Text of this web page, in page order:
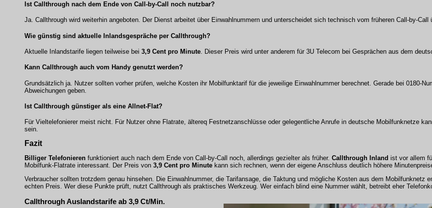
Ist Callthrough nach dem Ende von Call-by-Call noch nutzbar?
Ja. Callthrough wird weiterhin angeboten. Der Dienst arbeitet über Einwahlnummern und unterscheidet sich technisch vom früheren Call-by-Call
Wie günstig sind aktuelle Inlandsgespräche per Callthrough?
Aktuelle Inlandstarife liegen teilweise bei 3,9 Cent pro Minute . Dieser Preis wird unter anderem für 3U Telecom bei Gesprächen aus dem
Kann Callthrough auch vom Handy genutzt werden?
Grundsätzlich ja. Nutzer sollten vorher prüfen, welche Kosten ihr Mobilfunktarif für die jeweilige Einwahlnummer berechnet. Gerade bei 0180-
Abweichungen geben.
Ist Callthrough günstiger als eine Allnet-Flat?
Für Vieltelefonierer meist nicht. Für Nutzer ohne Flatrate, ältereq Festnetzanschlüsse oder gelegentliche Anrufe in deutsche Mobilfunknetze
sein.
Fazit
Billiger Telefonieren funktioniert auch nach dem Ende von Call-by-Call noch, allerdings gezielter als früher. Callthrough Inland ist vor allem
Mobilfunk-Flatrate interessant. Der Preis von 3,9 Cent pro Minute kann sich rechnen, wenn der eigene Anschluss deutlich höhere
Verbraucher sollten trotzdem genau hinsehen. Die Einwahlnummer, die Tarifansage, die Taktung und mögliche Kosten aus dem Mobilfunknetz
echten Preis. Wer diese Punkte prüft, nutzt Callthrough als praktisches Werkzeug. Wer einfach blind eine Nummer wählt, betreibt eher
Callthrough Auslandstarife ab 3,9 Ct/Min.